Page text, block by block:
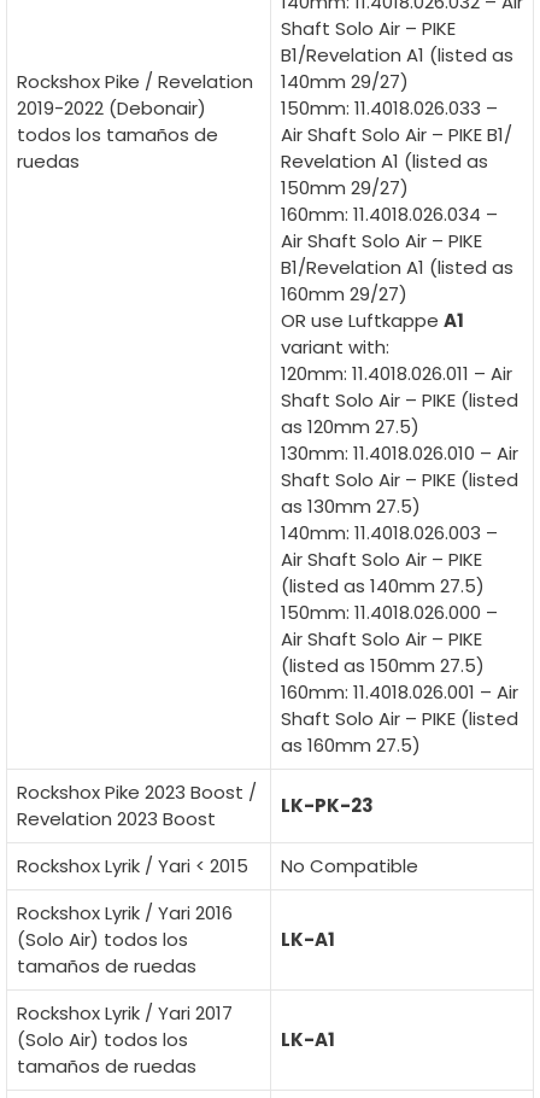
Rockshox Pike / Revelation
2019-2022 (Debonair)
todos los tamaños de
ruedas
Shaft Solo Air – PIKE
B1/Revelation A1 (listed as
140mm 29/27)
150mm: 11.4018.026.033 –
Air Shaft Solo Air – PIKE B1/
Revelation A1 (listed as
150mm 29/27)
160mm: 11.4018.026.034 –
Air Shaft Solo Air – PIKE
B1/Revelation A1 (listed as
160mm 29/27)
OR use Luftkappe A1
variant with:
120mm: 11.4018.026.011 – Air
Shaft Solo Air – PIKE (listed
as 120mm 27.5)
130mm: 11.4018.026.010 – Air
Shaft Solo Air – PIKE (listed
as 130mm 27.5)
140mm: 11.4018.026.003 –
Air Shaft Solo Air – PIKE
(listed as 140mm 27.5)
150mm: 11.4018.026.000 –
Air Shaft Solo Air – PIKE
(listed as 150mm 27.5)
160mm: 11.4018.026.001 – Air
Shaft Solo Air – PIKE (listed
as 160mm 27.5)
Rockshox Pike 2023 Boost /
Revelation 2023 Boost
LK-PK-23
Rockshox Lyrik / Yari < 2015
No Compatible
Rockshox Lyrik / Yari 2016
(Solo Air) todos los
tamaños de ruedas
LK-A1
Rockshox Lyrik / Yari 2017
(Solo Air) todos los
tamaños de ruedas
LK-A1